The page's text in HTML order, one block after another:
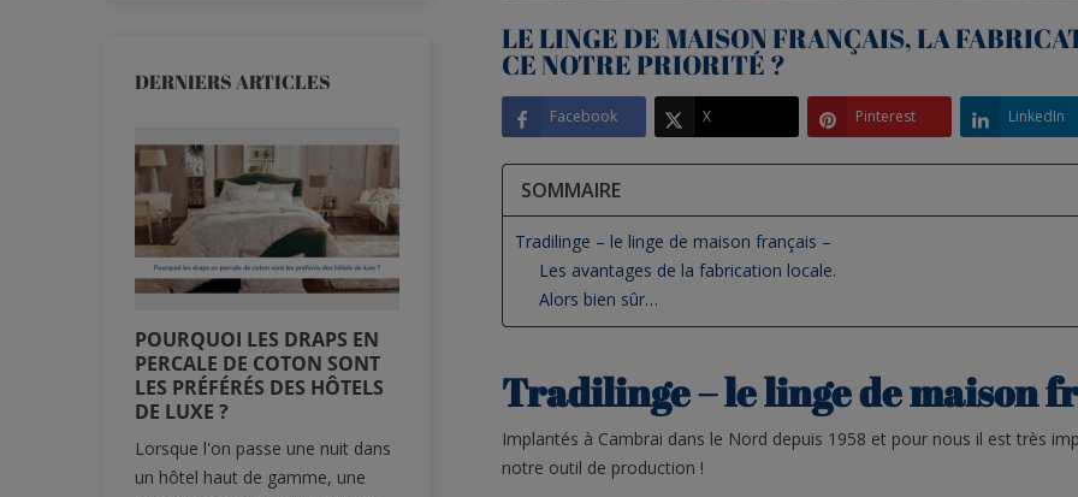
DERNIERS ARTICLES
POURQUOI LES DRAPS EN
PERCALE DE COTON SONT
LES PRÉFÉRÉS DES HÔTELS
DE LUXE ?
Lorsque l'on passe une nuit dans
un hôtel haut de gamme, une
LES MATELAS ATYPIQUES
adapté à son matelas n'est pas
toujours aussi simple qu'il y
COMMENT BIEN LA CHOISIR
?
La housse de couette en satin
?
Le
LE LINGE DE MAISON FRANÇAIS, LA
CE NOTRE PRIORITÉ ?
Facebook X Pinterest LinkedIn
SOMMAIRE
Tradilinge – le linge de maison français –
Les avantages de la fabrication locale.
Alors bien sûr…
Tradilinge – le linge de maison
Implantés à Cambrai dans le Nord depuis 1958 et pour nous il est très
notre outil de production !